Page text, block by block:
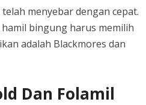
menyebar dengan cepat.
bingung harus memilih
adalah Blackmores dan
Dan Folamil